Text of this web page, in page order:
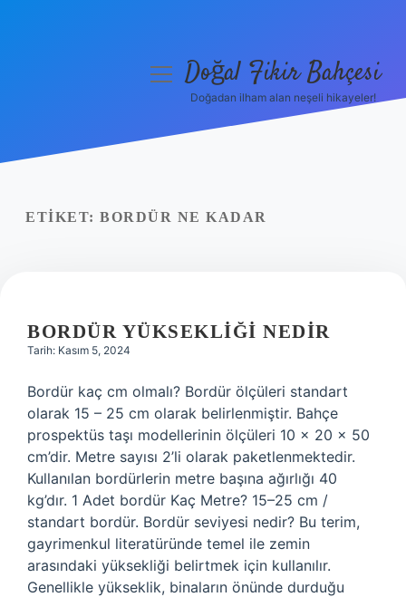
Yasal Uyarı
menüyüDoğal Fikir Bahçesi
Doğadan ilham alan neşeli hikayeler!
ETIKET: BORDÜR NE KADAR
BORDÜR YÜKSEKLIĞI NEDIR
Tarih: Kasım 5, 2024
Bordür kaç cm olmalı? Bordür ölçüleri standart
olarak 15 – 25 cm olarak belirlenmiştir. Bahçe
prospektüs taşı modellerinin ölçüleri 10 x 20 x 50
cm’dir. Metre sayısı 2’li olarak paketlenmektedir.
Kullanılan bordürlerin metre başına ağırlığı 40
kg’dır. 1 Adet bordür Kaç Metre? 15–25 cm /
standart bordür. Bordür seviyesi nedir? Bu terim,
gayrimenkul literatüründe temel ile zemin
arasındaki yüksekliği belirtmek için kullanılır.
Genellikle yükseklik, binaların önünde durduğu